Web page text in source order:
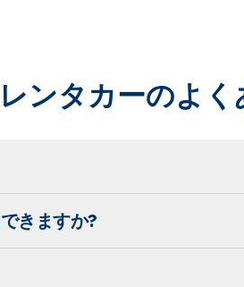
ンタカーのよく
きますか?